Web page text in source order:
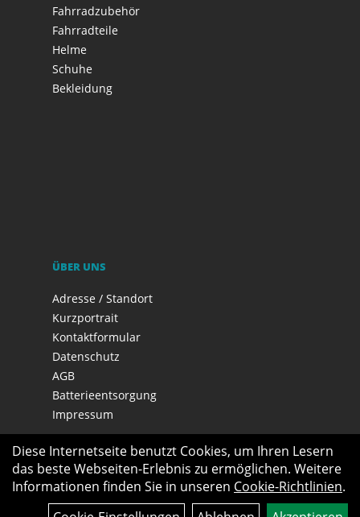
Fahrradzubehör
Fahrradteile
Helme
Schuhe
Bekleidung
ÜBER UNS
Adresse / Standort
Kurzportrait
Kontaktformular
Datenschutz
AGB
Batterieentsorgung
Impressum
Diese Internetseite benutzt Cookies, um Ihren Lesern
das beste Webseiten-Erlebnis zu ermöglichen. Weitere
Informationen finden Sie in unseren Cookie-Richtlinien.